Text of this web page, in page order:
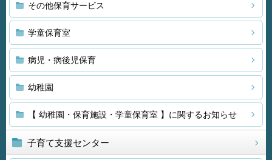
その他保育サービス
学童保育室
病児・病後児保育
幼稚園
【 幼稚園・保育施設・学童保育室 】に関するお知らせ
子育て支援センター